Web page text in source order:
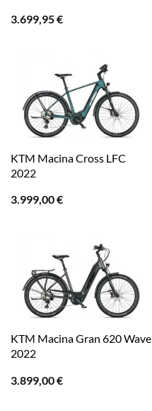
3.699,95€
KTM Macina Cross LFC
2022
3.999,00€
KTM Macina Gran 620 Wave
2022
3.899,00€